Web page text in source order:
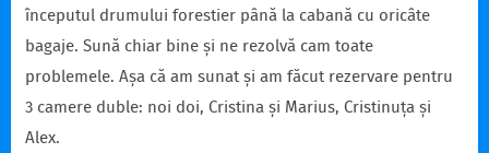
începutul drumului forestier până la cabană cu oricâte
bagaje. Sună chiar bine și ne rezolvă cam toate
problemele. Așa că am sunat și am făcut rezervare pentru
3 camere duble: noi doi, Cristina și Marius, Cristinuța și
Alex.